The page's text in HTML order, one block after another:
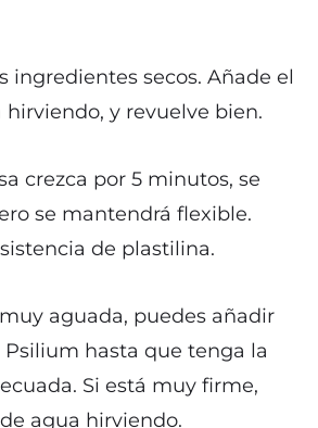
ingredientes secos. Añade el
hirviendo, y revuelve bien.
crezca por 5 minutos, se
se mantendrá flexible.
de plastilina.
aguada, puedes añadir
Psilium hasta que tenga la
Si está muy firme,
agua hirviendo.